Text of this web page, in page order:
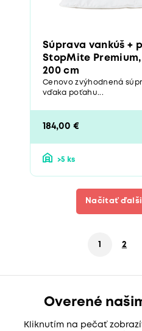
Súprava vankúš +
StopMite Premium,
200 cm
Cenovo zvýhodnená
vďaka poťahu...
184,00 €
>5 ks
Načítať
1 2
Overené
Kliknutím na pečať